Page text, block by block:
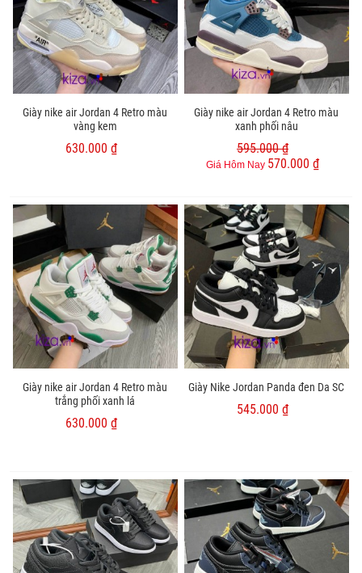
Giày nike air Jordan 4 Retro màu
vàng kem
630.000 ₫
Giày nike air Jordan 4 Retro màu
xanh phối nâu
595.000 ₫
Giá Hôm Nay 570.000 ₫
Giày nike air Jordan 4 Retro màu
trắng phối xanh lá
630.000 ₫
Giày Nike Jordan Panda đen Da SC
545.000 ₫